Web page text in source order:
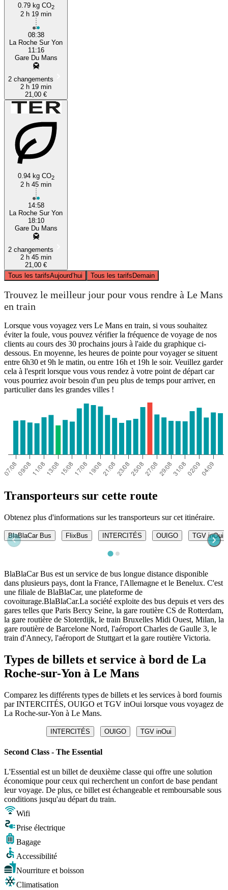
0.79 kg CO2
2 h 19 min
08:38
La Roche Sur Yon
11:16
Gare Du Mans
2 changements
2 h 19 min
21,00 €
0.94 kg CO2
2 h 45 min
14:58
La Roche Sur Yon
18:10
Gare Du Mans
2 changements
2 h 45 min
21,00 €
Tous les tarifsAujourd’hui Tous les tarifsDemain
Trouvez le meilleur jour pour vous rendre à Le Mans
en train
Lorsque vous voyagez vers Le Mans en train, si vous souhaitez
éviter la foule, vous pouvez vérifier la fréquence de voyage de nos
clients au cours des 30 prochains jours à l'aide du graphique ci-
dessous. En moyenne, les heures de pointe pour voyager se situent
entre 6h30 et 9h le matin, ou entre 16h et 19h le soir. Veuillez garder
cela à l'esprit lorsque vous vous rendez à votre point de départ car
vous pourriez avoir besoin d'un peu plus de temps pour arriver, en
particulier dans les grandes villes !
Transporteurs sur cette route
Obtenez plus d'informations sur les transporteurs sur cet itinéraire.
BlaBlaCar Bus FlixBus INTERCITÉS OUIGO TGV inOui
BlaBlaCar Bus est un service de bus longue distance disponible
dans plusieurs pays, dont la France, l'Allemagne et le Benelux. C'est
une filiale de BlaBlaCar, une plateforme de
covoiturage.BlaBlaCar.La société exploite des bus depuis et vers des
gares telles que Paris Bercy Seine, la gare routière CS de Rotterdam,
la gare routière de Sloterdijk, le train Bruxelles Midi Ouest, Milan, la
gare routière de Barcelone Nord, l'aéroport Charles de Gaulle 3, le
train d'Annecy, l'aéroport de Stuttgart et la gare routière Victoria.
Types de billets et service à bord de La
Roche-sur-Yon à Le Mans
Comparez les différents types de billets et les services à bord fournis
par INTERCITÉS, OUIGO et TGV inOui lorsque vous voyagez de
La Roche-sur-Yon à Le Mans.
INTERCITÉS OUIGO TGV inOui
Second Class - The Essential
L'Essential est un billet de deuxième classe qui offre une solution
économique pour ceux qui recherchent un confort de base pendant
leur voyage. De plus, ce billet est échangeable et remboursable sous
conditions jusqu'au départ du train.
Wifi
Prise électrique
Bagage
Accessibilité
Nourriture et boisson
Climatisation